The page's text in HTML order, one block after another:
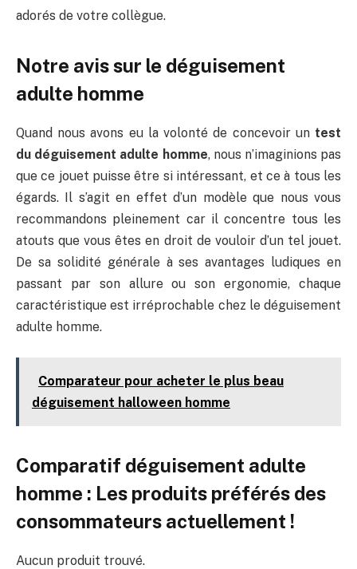
adorés de votre collègue.
Notre avis sur le déguisement
adulte homme
Quand nous avons eu la volonté de concevoir un test
du déguisement adulte homme, nous n’imaginions pas
que ce jouet puisse être si intéressant, et ce à tous les
égards. Il s’agit en effet d’un modèle que nous vous
recommandons pleinement car il concentre tous les
atouts que vous êtes en droit de vouloir d’un tel jouet.
De sa solidité générale à ses avantages ludiques en
passant par son allure ou son ergonomie, chaque
caractéristique est irréprochable chez le déguisement
adulte homme.
Comparateur pour acheter le plus beau
déguisement halloween homme
Comparatif déguisement adulte
homme : Les produits préférés des
consommateurs actuellement !
Aucun produit trouvé.